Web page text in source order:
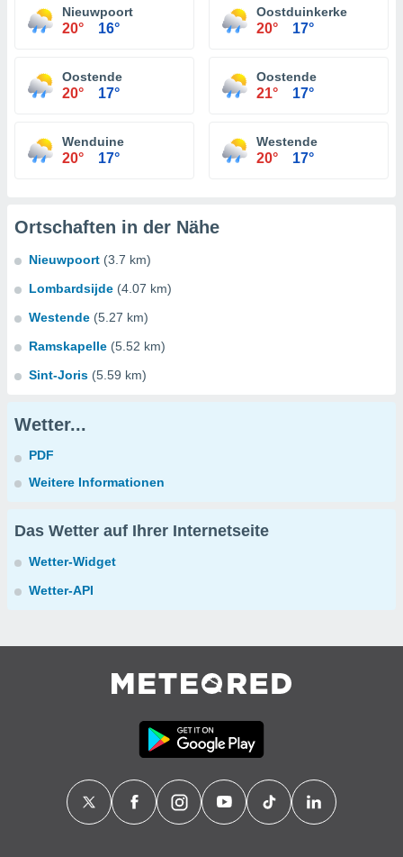
Nieuwpoort
20° 16°
Oostduinkerke
20° 17°
Oostende
20° 17°
Oostende
21° 17°
Wenduine
20° 17°
Westende
20° 17°
Ortschaften in der Nähe
Nieuwpoort (3.7 km)
Lombardsijde (4.07 km)
Westende (5.27 km)
Ramskapelle (5.52 km)
Sint-Joris (5.59 km)
Wetter...
PDF
Weitere Informationen
Das Wetter auf Ihrer Internetseite
Wetter-Widget
Wetter-API